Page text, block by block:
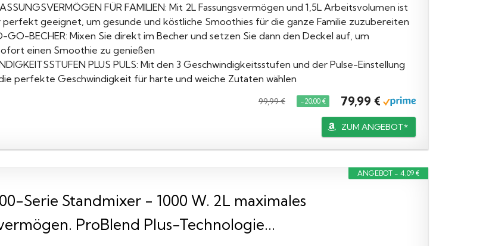
FÜR FAMILIEN: Mit 2L Fassungsvermögen und 1,5L Arbeitsvolumen ist
perfekt geeignet, um gesunde und köstliche Smoothies für die ganze Familie zuzubereiten
GO-BECHER: Mixen Sie direkt im Becher und setzen Sie dann den Deckel auf, um
einen Smoothie zu genießen
PLUS PULS: Mit den 3 Geschwindigkeitsstufen und der Pulse-Einstellung
perfekte Geschwindigkeit für harte und weiche Zutaten wählen
99,99 € −20,00 € 79,99 €
ZUM ANGEBOT*
ANGEBOT - 4,09 €
Serie Standmixer - 1000 W. 2L maximales
ProBlend Plus-Technologie...